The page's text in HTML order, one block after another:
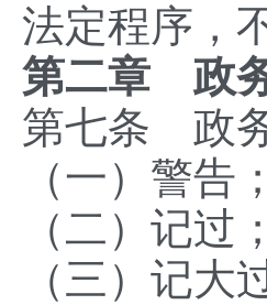
法定程序，
第二章 政
第七条 政
（一）警告；
（二）记过；
（三）记大